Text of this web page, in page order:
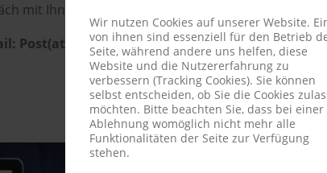
mit Ihnen.
Post(at)Andreas-Lorenz.net
Andreas
Wir nutzen Cookies auf unserer Website.
von ihnen sind essenziell für den Betrieb
Seite, während andere uns helfen, diese
Website und die Nutzererfahrung zu
verbessern (Tracking Cookies). Sie können
selbst entscheiden, ob Sie die Cookies
möchten. Bitte beachten Sie, dass bei einer
Ablehnung womöglich nicht mehr alle
Funktionalitäten der Seite zur Verfügung
stehen.